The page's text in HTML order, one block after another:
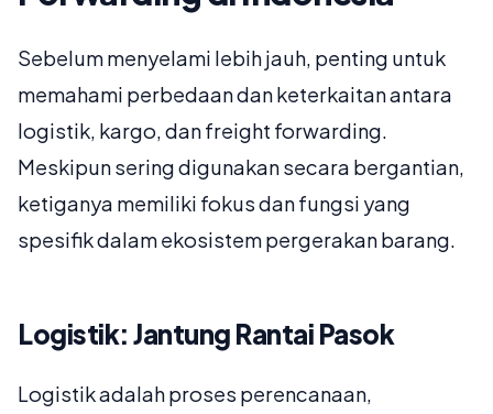
Sebelum menyelami lebih jauh, penting untuk
memahami perbedaan dan keterkaitan antara
logistik, kargo, dan freight forwarding.
Meskipun sering digunakan secara bergantian,
ketiganya memiliki fokus dan fungsi yang
spesifik dalam ekosistem pergerakan barang.
Logistik: Jantung Rantai Pasok
Logistik adalah proses perencanaan,